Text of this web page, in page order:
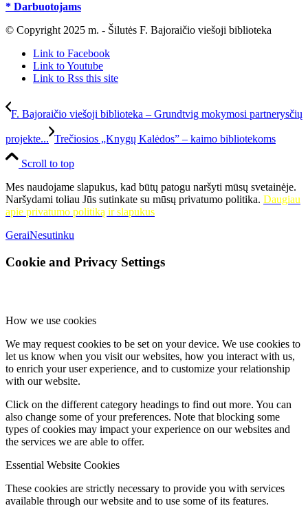
* Darbuotojams
© Copyright 2025 m. - Šilutės F. Bajoraičio viešoji biblioteka
Link to Facebook
Link to Youtube
Link to Rss this site
F. Bajoraičio viešoji biblioteka – Grundtvig mokymosi partnerysčių
projekte... Trečiosios „Knygų Kalėdos” – kaimo bibliotekoms
Scroll to top
Mes naudojame slapukus, kad būtų patogu naršyti mūsų svetainėje.
Naršydami toliau Jūs sutinkate su mūsų privatumo politika. Daugiau
apie privatumo politiką ir slapukus
GeraiNesutinku
Cookie and Privacy Settings
How we use cookies
We may request cookies to be set on your device. We use cookies to
let us know when you visit our websites, how you interact with us,
to enrich your user experience, and to customize your relationship
with our website.
Click on the different category headings to find out more. You can
also change some of your preferences. Note that blocking some
types of cookies may impact your experience on our websites and
the services we are able to offer.
Essential Website Cookies
These cookies are strictly necessary to provide you with services
available through our website and to use some of its features.